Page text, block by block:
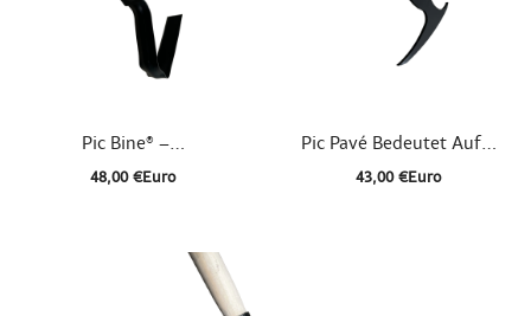
Schnellansicht
Pic Bine® –...
48,00 €Euro
Schnellansicht
Pic Pavé Bedeutet Auf...
43,00 €Euro